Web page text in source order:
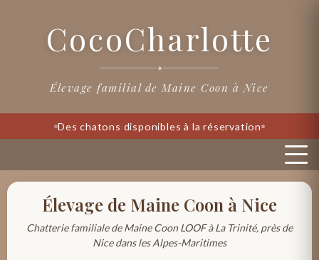
CocoCharlotte
✦
Élevage familial de Maine Coon à Nice
Des chatons disponibles à la réservation
Élevage de Maine Coon à Nice
Chatterie familiale de Maine Coon LOOF à La Trinité, près de
Nice dans les Alpes-Maritimes